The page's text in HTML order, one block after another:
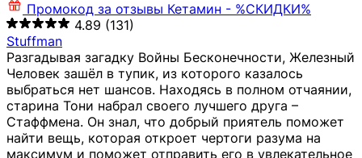
Промокод за отзывы Кетамин - %СКИДКИ%
4.89 (131)
Stuffman
Разгадывая загадку Войны Бесконечности, Железный
Человек зашёл в тупик, из которого казалось
выбраться нет шансов. Находясь в полном отчаянии,
старина Тони набрал своего лучшего друга –
Стаффмена. Он знал, что добрый приятель поможет
найти вещь, которая откроет чертоги разума на
максимум и поможет отправить его в увлекательное